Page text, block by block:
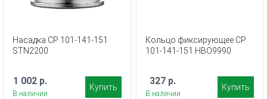
Насадка CP 101-141-151
STN2200
1 002 р.
В наличии
Купить
Кольцо фиксирующее CP
101-141-151 HBO9990
327 р.
В наличии
Купить